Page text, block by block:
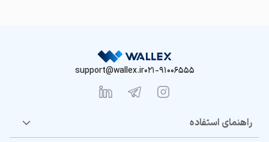
021-91006555
support@wallex.ir
راهنمای استفاده